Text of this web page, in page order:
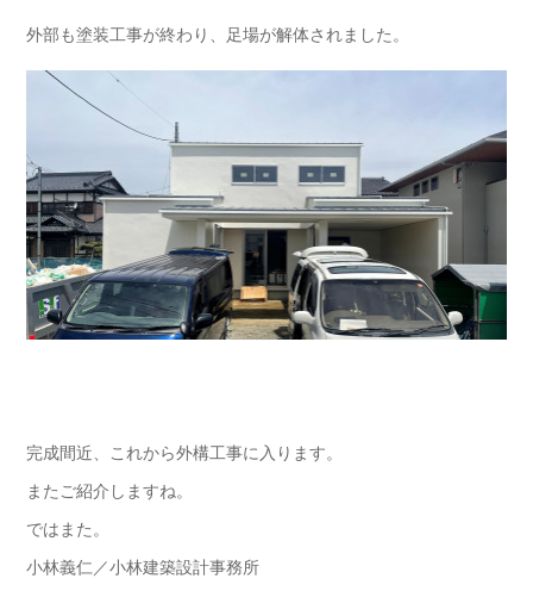
外部も塗装工事が終わり、足場が解体されました。
完成間近、これから外構工事に入ります。
またご紹介しますね。
ではまた。
小林義仁／小林建築設計事務所